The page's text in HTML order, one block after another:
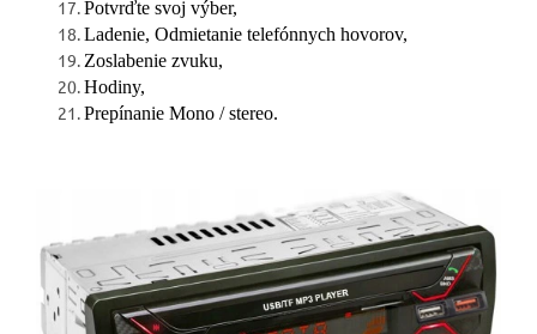
Potvrďte svoj výber,
Ladenie, Odmietanie telefónnych hovorov,
Zoslabenie zvuku,
Hodiny,
Prepínanie Mono / stereo.